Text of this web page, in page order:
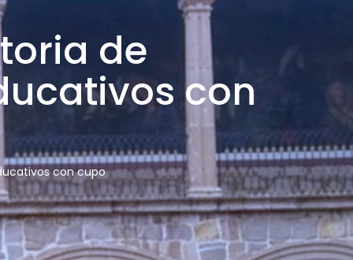
de
con
con cupo